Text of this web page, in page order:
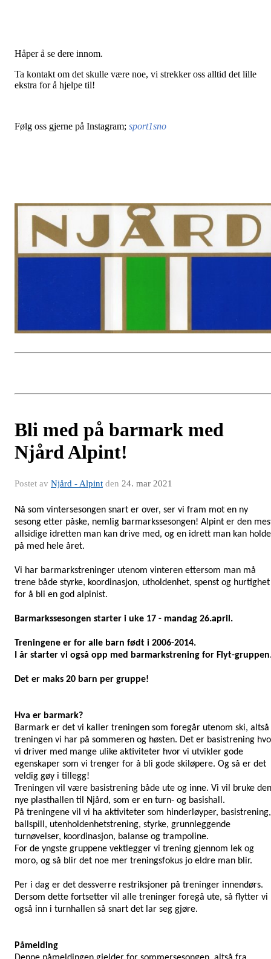
Håper å se dere innom.
Ta kontakt om det skulle være noe, vi strekker oss alltid det lille
ekstra for å hjelpe til!
Følg oss gjerne på Instagram; sport1sno
Bli med på barmark med
Njård Alpint!
Postet av Njård - Alpint den 24. mar 2021
Nå som vintersesongen snart er over, ser vi fram mot en ny
sesong etter påske, nemlig barmarkssesongen! Alpint er den
allsidige idretten man kan drive med, og en idrett man kan holde
på med hele året.
Vi har barmarkstreninger utenom vinteren ettersom man må
trene både styrke, koordinasjon, utholdenhet, spenst og hurtighet
for å bli en god alpinist.
Barmarkssesongen starter i uke 17 - mandag 26.april.
Treningene er for alle barn født i 2006-2014.
I år starter vi også opp med barmarkstrening for Flyt-
Det er maks 20 barn per gruppe!
Hva er barmark?
Barmark er det vi kaller treningen som foregår utenom ski, altså
treningen vi har på sommeren og høsten. Det er basistrening
vi driver med mange ulike aktiviteter hvor vi utvikler gode
egenskaper som vi trenger for å bli gode skiløpere. Og så er det
veldig gøy i tillegg!
Treningen vil være basistrening både ute og inne. Vi vil bruke den
nye plasthallen til Njård, som er en turn- og basishall.
På treningene vil vi ha aktiviteter som hinderløyper, basistrening,
ballspill, utenholdenhetstrening, styrke, grunnleggende
turnøvelser, koordinasjon, balanse og trampoline.
For de yngste gruppene vektlegger vi trening gjennom lek og
moro, og så blir det noe mer treningsfokus jo eldre man blir.
Per i dag er det dessverre restriksjoner på treninger innendørs.
Dersom dette fortsetter vil alle treninger foregå ute, så flytter vi
også inn i turnhallen så snart det lar seg gjøre.
Påmelding